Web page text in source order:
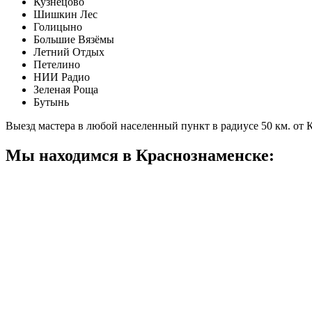
Шишкин Лес
Голицыно
Большие Вязёмы
Летний Отдых
Петелино
НИИ Радио
Зеленая Роща
Бутынь
Выезд мастера в любой населенный пункт в радиусе 50 км. от
Мы находимся в Краснознаменске: